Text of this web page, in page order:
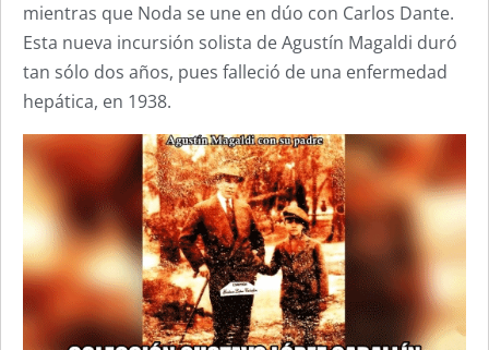
mientras que Noda se une en dúo con Carlos Dante.
Esta nueva incursión solista de Agustín Magaldi duró
tan sólo dos años, pues falleció de una enfermedad
hepática, en 1938.